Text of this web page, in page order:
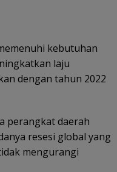
kebutuhan
laju
dengan tahun 2022
perangkat daerah
resesi global yang
mengurangi